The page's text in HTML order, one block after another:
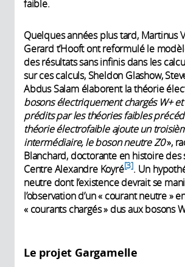
faible.
Quelques années plus tard, Martinus
Gerard t’Hooft ont reformulé le
des résultats sans infinis dans les
sur ces calculs, Sheldon Glashow,
Abdus Salam élaborent la théorie
bosons électriquement chargés W+
prédits par les théories faibles
théorie électrofaible ajoute un
intermédiaire, le boson neutre Z0»,
Blanchard, doctorante en histoire des
Centre Alexandre Koyré 3 . Un
neutre dont l’existence devrait se
l’observation d’un « courant neutre »
« courants chargés » dus aux bosons
Le projet Gargamelle